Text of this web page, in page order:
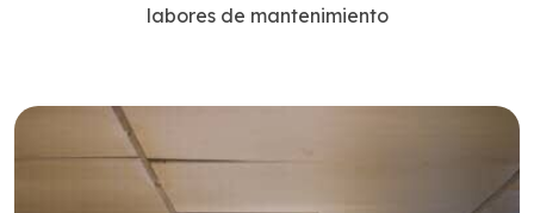
labores de mantenimiento